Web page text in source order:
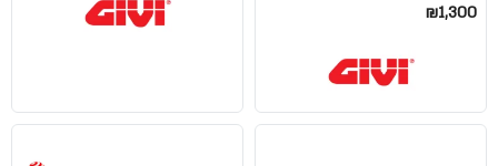
₪1,300